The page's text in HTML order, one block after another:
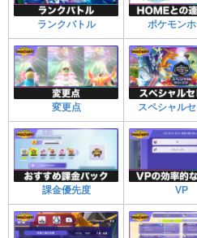
ランクバトル ポケモン
変更点 スペシャル
課金優先度 VP